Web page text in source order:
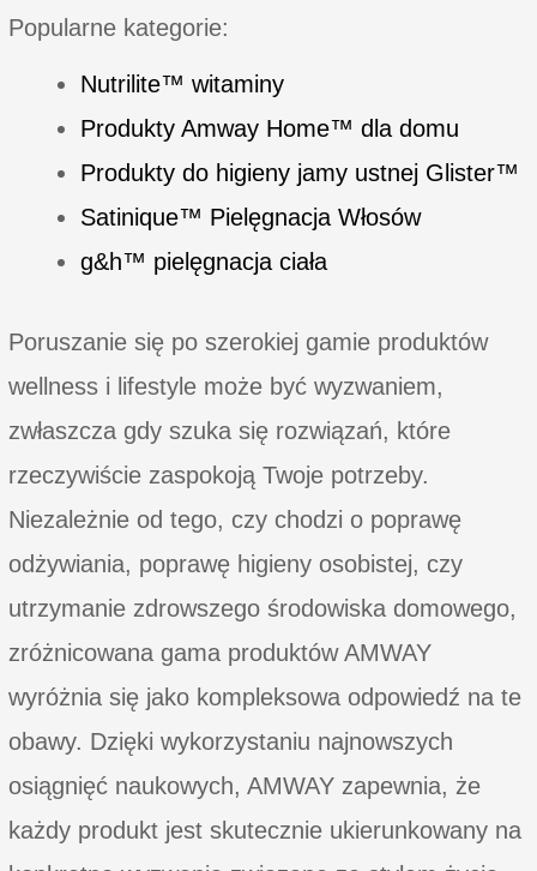
Popularne kategorie:
Nutrilite™ witaminy
Produkty Amway Home™ dla domu
Produkty do higieny jamy ustnej Glister™
Satinique™ Pielęgnacja Włosów
g&h™ pielęgnacja ciała
Poruszanie się po szerokiej gamie produktów
wellness i lifestyle może być wyzwaniem,
zwłaszcza gdy szuka się rozwiązań, które
rzeczywiście zaspokoją Twoje potrzeby.
Niezależnie od tego, czy chodzi o poprawę
odżywiania, poprawę higieny osobistej, czy
utrzymanie zdrowszego środowiska domowego,
zróżnicowana gama produktów AMWAY
wyróżnia się jako kompleksowa odpowiedź na te
obawy. Dzięki wykorzystaniu najnowszych
osiągnięć naukowych, AMWAY zapewnia, że
każdy produkt jest skutecznie ukierunkowany na